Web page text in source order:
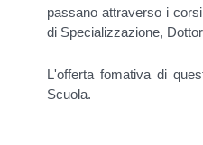
passano attraverso i
di Specializzazione,
L'offerta fomativa di
Scuola.